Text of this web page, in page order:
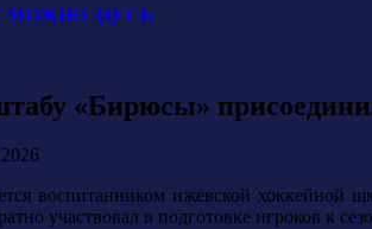
МОЖНО ЗДЕСЬ
«Бирюсы»
воспитанником ижевской
участвовал в подготовке игроков к